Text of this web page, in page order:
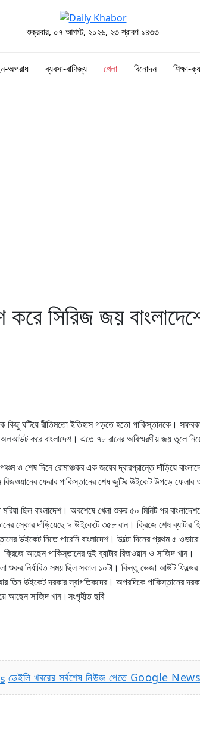
শুক্রবার, ০৭ আগস্ট, ২০২৬, ২৩ শ্রাবণ ১৪৩৩
অপরাধ ব্যবসা-বাণিজ্য খেলা বিনোদন শিক্ষা-
সিরিজ জয়
কিছু ঘটিয়ে রীতিমতো ইতিহাস গড়তে হতো পাকিস্তানকে।
অলআউট করে বাংলাদেশ। এতে ৭৮ রানের অবিস্মরণীয় জয় তুলে
ও শেষ দিনে রোমাঞ্চকর এক জয়ের দ্বারপ্রান্তে দাঁড়িয়ে
ফেরার পাকিস্তানের শেষ জুটির উইকেট উপড়ে ফেলার
ছিল বাংলাদেশ। অবশেষে খেলা শুরুর ৫০ মিনিট পর
স্কোর দাঁড়িয়েছে ৯ উইকেটে ৩৫৮ রান। ক্রিজে শেষ ব্যাটার
উইকেট নিতে পারেনি বাংলাদেশ। উল্টো দিনের প্রথম ৫
আছেন পাকিস্তানের দুই ব্যাটার রিজওয়ান ও সাজিদ খান।
শুরুর নির্ধারিত সময় ছিল সকাল ১০টা। কিন্তু ভেজা আউট
আর তিন উইকেট দরকার স্বাগতিকদের। অপরদিকে পাকিস্তানের
আছেন সাজিদ খান।সংগৃহীত ছবি
ডেইলি খবরের সর্বশেষ নিউজ পেতে Google